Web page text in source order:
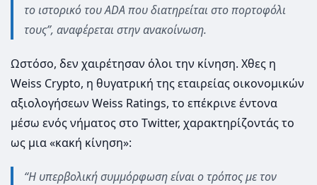
το ιστορικό του ADA που διατηρείται στο πορτοφόλι
τους”, αναφέρεται στην ανακοίνωση.
Ωστόσο, δεν χαιρέτησαν όλοι την κίνηση. Χθες η
Weiss Crypto, η θυγατρική της εταιρείας οικονομικών
αξιολογήσεων Weiss Ratings, το επέκρινε έντονα
μέσω ενός νήματος στο Twitter, χαρακτηρίζοντάς το
ως μια «κακή κίνηση»:
“Η υπερβολική συμμόρφωση είναι ο τρόπος με τον